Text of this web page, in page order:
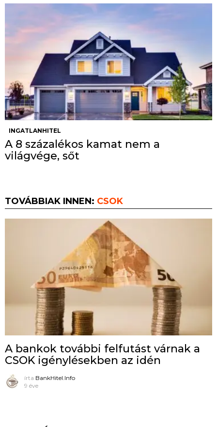
INGATLANHITEL
A 8 százalékos kamat nem a
világvége, sőt
TOVÁBBIAK INNEN: CSOK
A bankok további felfutást várnak a
CSOK igénylésekben az idén
írta BankHitel.Info
9 éve